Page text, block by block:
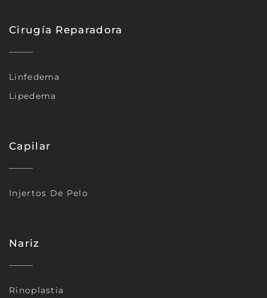
Cirugía Reparadora
Linfedema
Lipedema
Capilar
Injertos De Pelo
Nariz
Rinoplastia